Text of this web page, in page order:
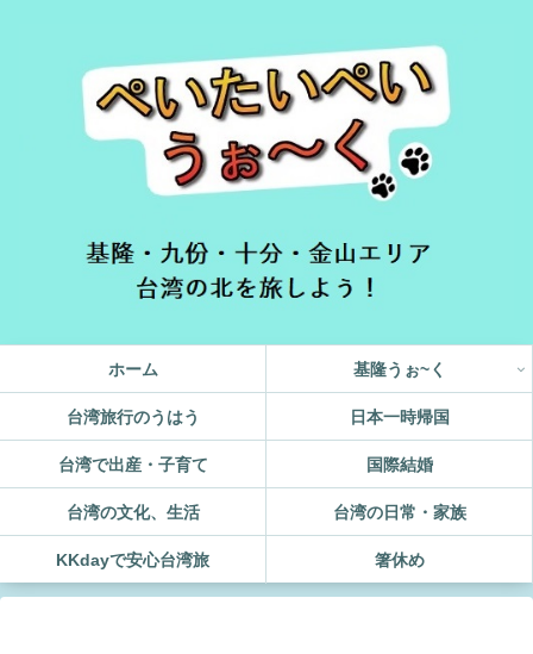
ホーム 基隆うぉ~く
台湾旅行のうはう 日本一時帰国
台湾で出産・子育て 国際結婚
台湾の文化、生活 台湾の日常・家族
KKdayで安心台湾旅 箸休め